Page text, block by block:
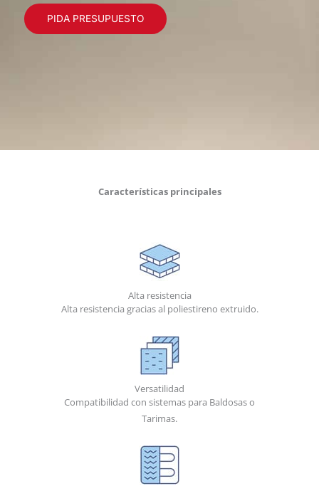
PIDA PRESUPUESTO
Características principales
Alta resistencia
Alta resistencia gracias al poliestireno extruido.
Versatilidad
Compatibilidad con sistemas para Baldosas o
Tarimas.